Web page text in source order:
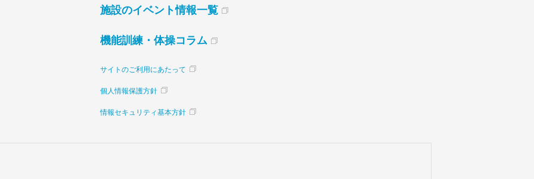
施設のイベント情報一覧
機能訓練・体操コラム
サイトのご利用にあたって
個人情報保護方針
情報セキュリティ基本方針